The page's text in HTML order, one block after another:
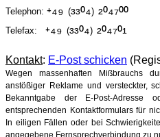
Telephon: ⁺⁴⁹ (³³⁰⁴) ²⁰⁴⁷⁰⁰
Telefax: ⁺⁴⁹ (³³⁰⁴) ²⁰⁴⁷⁰¹
Kontakt: E-Post schicken
Wegen massenhaften Mißbrauchs
anstößiger Reklame und versteckter,
Bekanntgabe der E-Post-Adresse
entsprechenden Kontaktformulars für
In eiligen Fällen oder bei
angegebene Fernsprechverbindung zu